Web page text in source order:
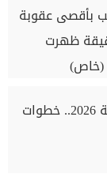
بأقصى عقوبة
ظهرت
(خاص)
نتيجة تظلمات الثانوية العامة 2026.. خطوات